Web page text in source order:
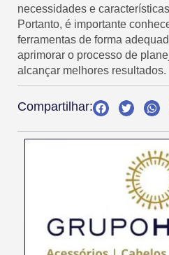
necessidades e
Portanto, é importante
ferramentas de forma
aprimorar o processo de
alcançar melhores resultados.
Compartilhar: